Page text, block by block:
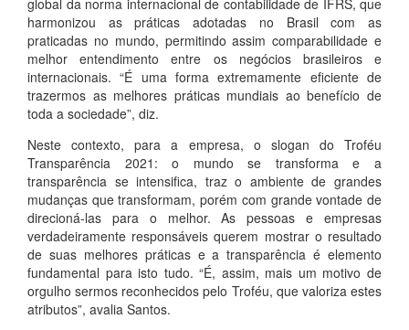
global da norma internacional de contabilidade de IFRS, que
harmonizou as práticas adotadas no Brasil com as
praticadas no mundo, permitindo assim comparabilidade e
melhor entendimento entre os negócios brasileiros e
internacionais. “É uma forma extremamente eficiente de
trazermos as melhores práticas mundiais ao benefício de
toda a sociedade”, diz.
Neste contexto, para a empresa, o slogan do Troféu
Transparência 2021: o mundo se transforma e a
transparência se intensifica, traz o ambiente de grandes
mudanças que transformam, porém com grande vontade de
direcioná-las para o melhor. As pessoas e empresas
verdadeiramente responsáveis querem mostrar o resultado
de suas melhores práticas e a transparência é elemento
fundamental para isto tudo. “É, assim, mais um motivo de
orgulho sermos reconhecidos pelo Troféu, que valoriza estes
atributos”, avalia Santos.